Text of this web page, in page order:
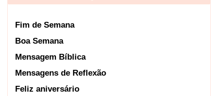
Fim de Semana
Boa Semana
Mensagem Bíblica
Mensagens de Reflexão
Feliz aniversário